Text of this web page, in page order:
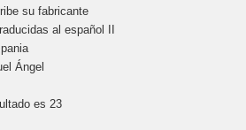
su fabricante
al español II
Ángel
es 23